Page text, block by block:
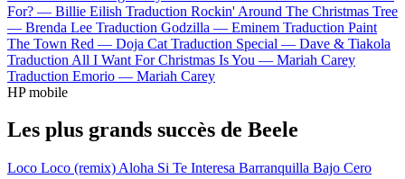
For? — Billie Eilish Traduction Rockin' Around The Christmas Tree
— Brenda Lee Traduction Godzilla — Eminem Traduction Paint
The Town Red — Doja Cat Traduction Special — Dave & Tiakola
Traduction All I Want For Christmas Is You — Mariah Carey
Traduction Emorio — Mariah Carey
HP mobile
Les plus grands succès de Beele
Loco Loco (remix) Aloha Si Te Interesa Barranquilla Bajo Cero